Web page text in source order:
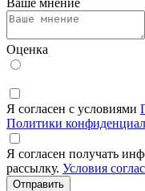
Оценка
Я согласен с условиями
Политики
Я согласен получать
рассылку. Условия
Отправить